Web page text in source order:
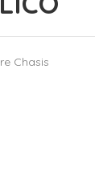
Chasis